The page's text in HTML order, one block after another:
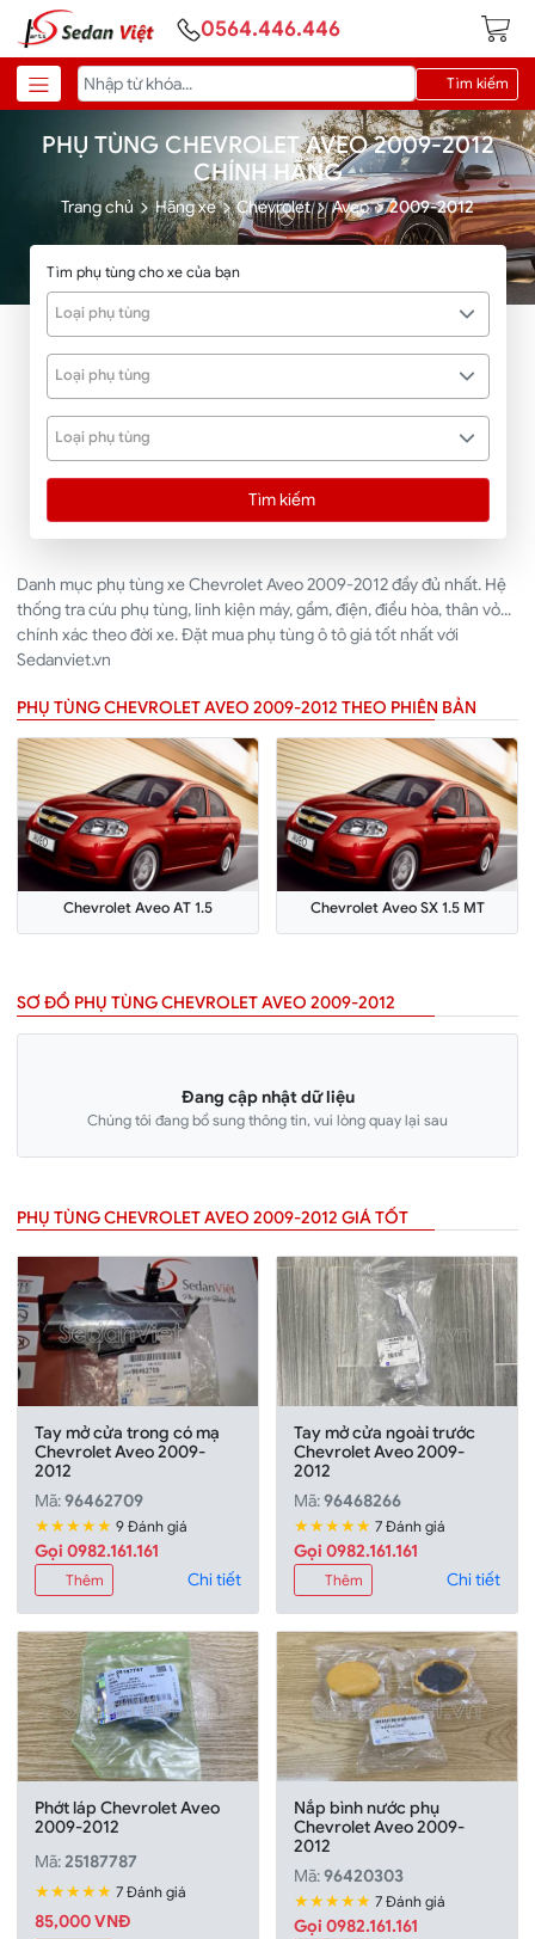
0564.446.446
Tìm kiếm
PHỤ TÙNG CHEVROLET AVEO 2009-2012
CHÍNH HÃNG
Trang chủ Hãng xe Chevrolet Aveo 2009-2012
Tìm phụ tùng cho xe của bạn
Loại phụ tùng
Loại phụ tùng
Loại phụ tùng
Tìm kiếm
Danh mục phụ tùng xe Chevrolet Aveo 2009-2012 đầy đủ nhất. Hệ
thống tra cứu phụ tùng, linh kiện máy, gầm, điện, điều hòa, thân vỏ...
chính xác theo đời xe. Đặt mua phụ tùng ô tô giá tốt nhất với
Sedanviet.vn
PHỤ TÙNG CHEVROLET AVEO 2009-2012 THEO PHIÊN BẢN
Chevrolet Aveo AT 1.5 Chevrolet Aveo SX 1.5 MT
SƠ ĐỒ PHỤ TÙNG CHEVROLET AVEO 2009-2012
Đang cập nhật dữ liệu
Chúng tôi đang bổ sung thông tin, vui lòng quay lại sau
PHỤ TÙNG CHEVROLET AVEO 2009-2012 GIÁ TỐT
Tay mở cửa trong có mạ
Chevrolet Aveo 2009-
2012
Mã:96462709
★★★★★ 9 Đánh giá
Gọi 0982.161.161
Thêm Chi tiết
Tay mở cửa ngoài trước
Chevrolet Aveo 2009-
2012
Mã:96468266
★★★★★ 7 Đánh giá
Gọi 0982.161.161
Thêm Chi tiết
Phớt láp Chevrolet Aveo
2009-2012
Mã:25187787
★★★★★ 7 Đánh giá
85,000 VNĐ
Nắp bình nước phụ
Chevrolet Aveo 2009-
2012
Mã:96420303
★★★★★ 7 Đánh giá
Gọi 0982.161.161